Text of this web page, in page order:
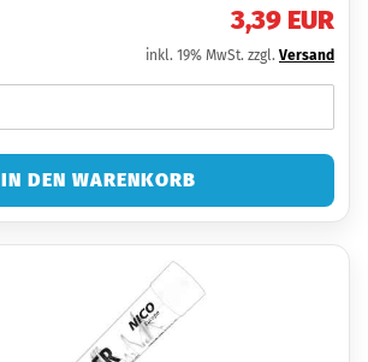
3,39 EUR
inkl. 19% MwSt. zzgl. Versand
IN DEN WARENKORB